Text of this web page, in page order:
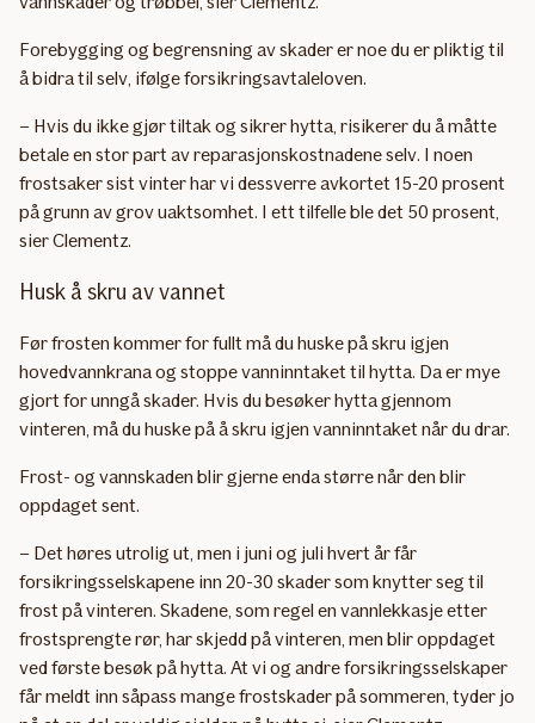
Forebygging og begrensning av skader er noe du er pliktig til
å bidra til selv, ifølge forsikringsavtaleloven.
– Hvis du ikke gjør tiltak og sikrer hytta, risikerer du å måtte
betale en stor part av reparasjonskostnadene selv. I noen
frostsaker sist vinter har vi dessverre avkortet 15-20 prosent
på grunn av grov uaktsomhet. I ett tilfelle ble det 50 prosent,
sier Clementz.
Husk å skru av vannet
Før frosten kommer for fullt må du huske på skru igjen
hovedvannkrana og stoppe vanninntaket til hytta. Da er mye
gjort for unngå skader. Hvis du besøker hytta gjennom
vinteren, må du huske på å skru igjen vanninntaket når du drar.
Frost- og vannskaden blir gjerne enda større når den blir
oppdaget sent.
– Det høres utrolig ut, men i juni og juli hvert år får
forsikringsselskapene inn 20-30 skader som knytter seg til
frost på vinteren. Skadene, som regel en vannlekkasje etter
frostsprengte rør, har skjedd på vinteren, men blir oppdaget
ved første besøk på hytta. At vi og andre forsikringsselskaper
får meldt inn såpass mange frostskader på sommeren, tyder jo